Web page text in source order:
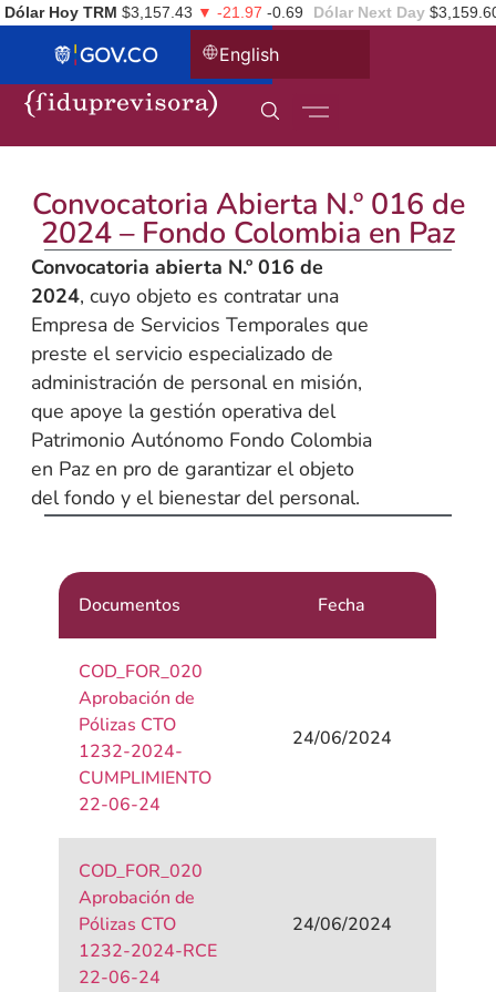
Dólar Hoy TRM $3,157.43 ▼ -21.97 -0.69 Dólar Next Day
English
Convocatoria Abierta N.º 016 de
2024 – Fondo Colombia en Paz
Convocatoria abierta N.º 016 de
2024, cuyo objeto es contratar una
Empresa de Servicios Temporales que
preste el servicio especializado de
administración de personal en misión,
que apoye la gestión operativa del
Patrimonio Autónomo Fondo Colombia
en Paz en pro de garantizar el objeto
del fondo y el bienestar del personal.
Documentos Fecha
COD_FOR_020
Aprobación de
Pólizas CTO
1232-2024-
CUMPLIMIENTO
22-06-24
24/06/2024
COD_FOR_020
Aprobación de
Pólizas CTO
1232-2024-RCE
22-06-24
24/06/2024